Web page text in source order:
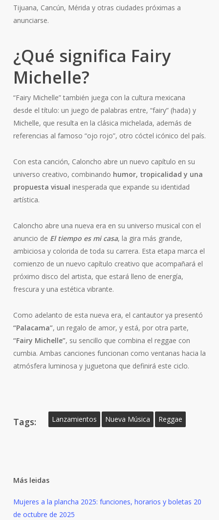
Tijuana, Cancún, Mérida y otras ciudades próximas a
anunciarse.
¿Qué significa Fairy
Michelle?
“Fairy Michelle” también juega con la cultura mexicana
desde el título: un juego de palabras entre, “fairy” (hada) y
Michelle, que resulta en la clásica michelada, además de
referencias al famoso “ojo rojo”, otro cóctel icónico del país.
Con esta canción, Caloncho abre un nuevo capítulo en su
universo creativo, combinando humor, tropicalidad y una
propuesta visual inesperada que expande su identidad
artística.
Caloncho abre una nueva era en su universo musical con el
anuncio de El tiempo es mi casa, la gira más grande,
ambiciosa y colorida de toda su carrera. Esta etapa marca el
comienzo de un nuevo capítulo creativo que acompañará el
próximo disco del artista, que estará lleno de energía,
frescura y una estética vibrante.
Como adelanto de esta nueva era, el cantautor ya presentó
“Palacama”, un regalo de amor, y está, por otra parte,
“Fairy Michelle”, su sencillo que combina el reggae con
cumbia. Ambas canciones funcionan como ventanas hacia la
atmósfera luminosa y juguetona que definirá este ciclo.
Tags: Lanzamientos Nueva Música Reggae
Más leidas
Mujeres a la plancha 2025: funciones, horarios y boletas 20
de octubre de 2025